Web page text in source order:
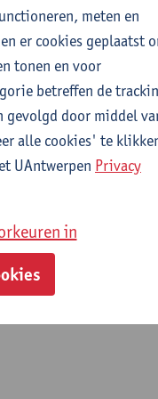
Lippens
meten en
er cookies geplaatst
tonen en voor
betreffen de
gevolgd door middel
alle cookies' te
UAntwerpen Privacy
in